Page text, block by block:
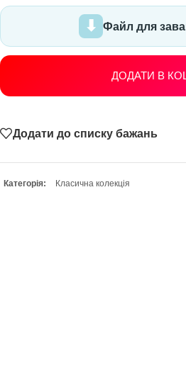
Файл для
ДОДАТИ В
Додати до списку бажань
Категорія: Класична колекція